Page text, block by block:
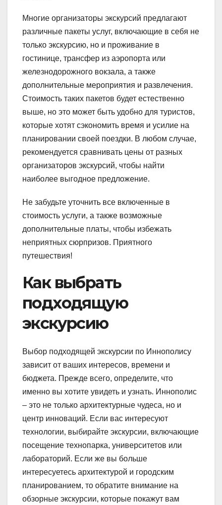
Многие организаторы экскурсий предлагают
различные пакеты услуг, включающие в себя не
только экскурсию, но и проживание в
гостинице, трансфер из аэропорта или
железнодорожного вокзала, а также
дополнительные мероприятия и развлечения.
Стоимость таких пакетов будет естественно
выше, но это может быть удобно для туристов,
которые хотят сэкономить время и усилие на
планировании своей поездки. В любом случае,
рекомендуется сравнивать цены от разных
организаторов экскурсий, чтобы найти
наиболее выгодное предложение.
Не забудьте уточнить все включенные в
стоимость услуги, а также возможные
дополнительные платы, чтобы избежать
неприятных сюрпризов. Приятного
путешествия!
Как выбрать
подходящую
экскурсию
Выбор подходящей экскурсии по Иннополису
зависит от ваших интересов, времени и
бюджета. Прежде всего, определите, что
именно вы хотите увидеть и узнать. Иннополис
– это не только архитектурные чудеса, но и
центр инноваций. Если вас интересуют
технологии, выбирайте экскурсии, включающие
посещение технопарка, университетов или
лабораторий. Если же вы больше
интересуетесь архитектурой и городским
планированием, то обратите внимание на
обзорные экскурсии, которые покажут вам